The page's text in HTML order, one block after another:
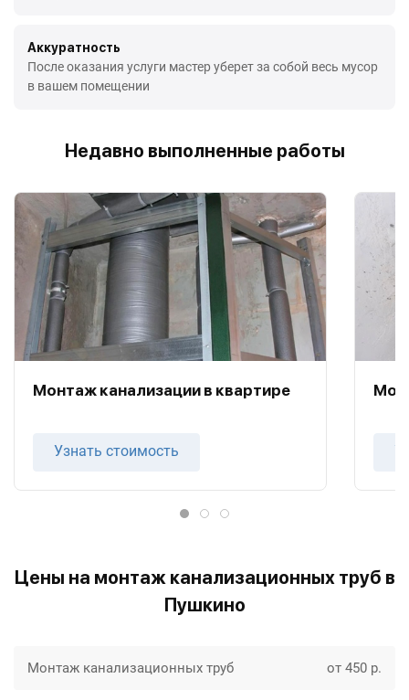
Аккуратность
После оказания услуги мастер уберет за собой весь мусор
в вашем помещении
Недавно выполненные работы
Монтаж канализации в квартире
Узнать стоимость
Цены на монтаж канализационных труб в
Пушкино
Монтаж канализационных труб от 450 р.